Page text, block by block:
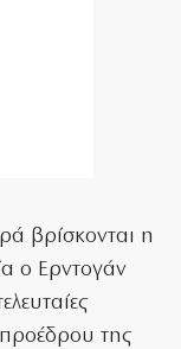
βρίσκονται η
ο Ερντογάν
της